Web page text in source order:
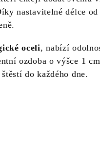
nastavitelné délce
oceli, nabízí
ozdoba o výšce 1
do každého dne.